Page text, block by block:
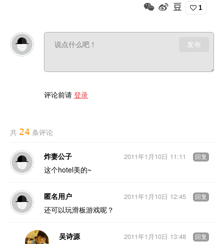
1
发布
评论前请 登录
共 24 条评论
炸妻公子
这个hotel美的~
2011年1月10日 11:11 回复
匿名用户
还可以玩滑板游戏呢？
2011年1月10日 12:45 回复
吴诗源
2011年1月10日 13:48 回复